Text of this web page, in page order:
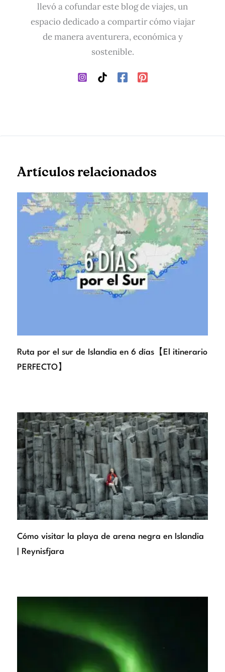
llevó a cofundar este blog de viajes, un
espacio dedicado a compartir cómo viajar
de manera aventurera, económica y
sostenible.
Artículos relacionados
Ruta por el sur de Islandia en 6 días【El itinerario
PERFECTO】
Cómo visitar la playa de arena negra en Islandia
| Reynisfjara